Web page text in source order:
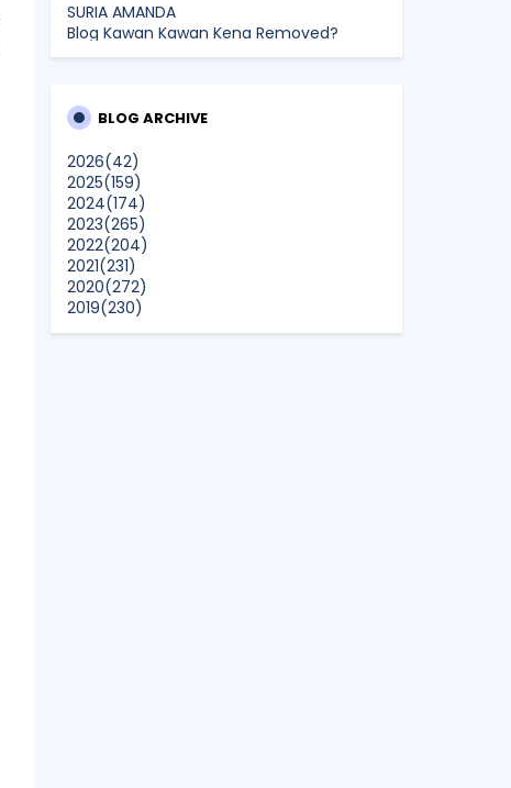
SURIA AMANDA
Blog Kawan Kawan Kena Removed?
Why....
Kilauan Emas Tampil Dengan Konsep
Dalam Pertandingan Nyanyian
Sunshine Kelly | Beauty . Fashion .
Lifestyle . Travel . Fitness
Top Benefits of Non-Invasive Skincare
Treatments
Show All
BLOG ARCHIVE
2026(42)
2025(159)
2024(174)
2023(265)
2022(204)
2021(231)
2020(272)
2019(230)
2018(496)